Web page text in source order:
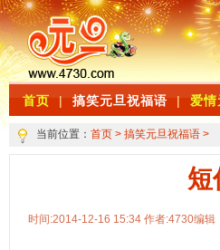
首页 | 搞笑元旦祝福语 | 爱情
当前位置： 首页 > 搞笑元旦祝福语 >
短
时间:2014-12-16 15:34 作者:4730编辑